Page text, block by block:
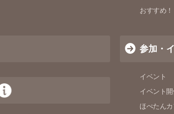
おすすめ
参加・
イベント
イベント
ほぺたんカ